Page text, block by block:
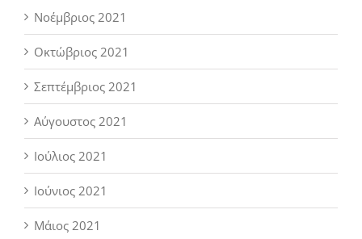
Νοέμβριος 2021
Οκτώβριος 2021
Σεπτέμβριος 2021
Αύγουστος 2021
Ιούλιος 2021
Ιούνιος 2021
Μάιος 2021